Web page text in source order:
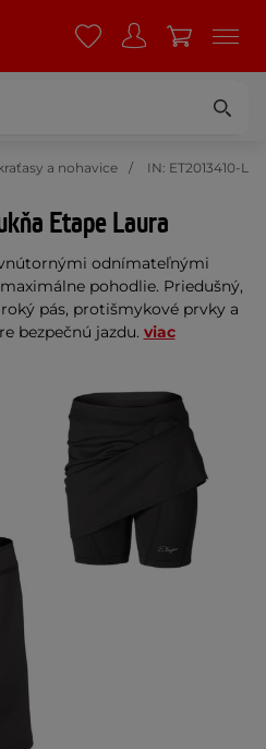
a nohavice IN: ET2013410-L
Etape Laura
odnímateľnými
pohodlie. Priedušný,
pás, protišmykové prvky a
bezpečnú jazdu. viac